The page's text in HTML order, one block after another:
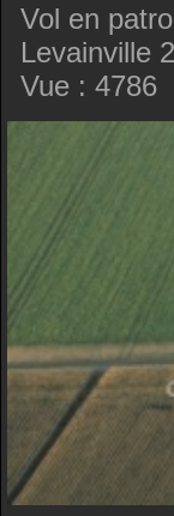
Vol en
Levainville
Vue : 4786